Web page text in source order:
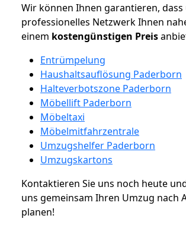
Wir können Ihnen garantieren, dass
professionelles Netzwerk Ihnen
einem kostengünstigen Preis
Entrümpelung
Haushaltsauflösung Paderborn
Halteverbotszone Paderborn
Möbellift Paderborn
Möbeltaxi
Möbelmitfahrzentrale
Umzugshelfer Paderborn
Umzugskartons
Kontaktieren Sie uns noch heute
uns gemeinsam Ihren Umzug nach
planen!